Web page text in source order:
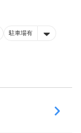
駐車場有